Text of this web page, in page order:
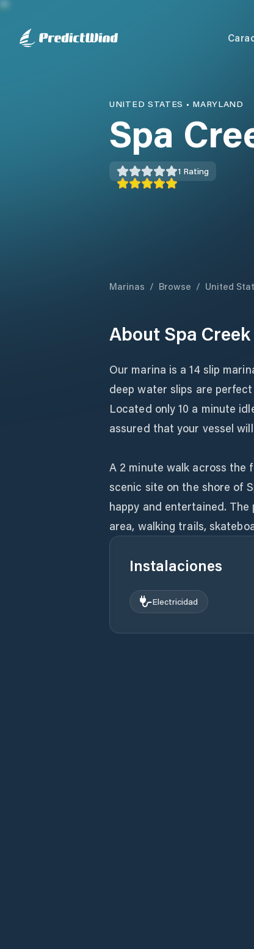
UNITED STATES • MARYLAND
Spa
1 Rating
Marinas / Browse / United
About Spa
Our marina is a 14 slip
deep water slips are perfect
Located only 10 a minute
assured that your vessel
A 2 minute walk across the
scenic site on the shore of
happy and entertained.
area, walking trails,
Instalaciones
Electricidad